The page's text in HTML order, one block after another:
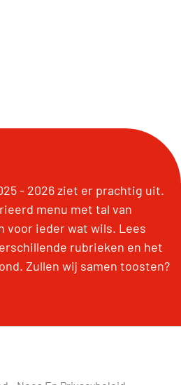
- 2026 ziet er prachtig uit.
menu met tal van
voor ieder wat wils. Lees
rubrieken en het
Zullen wij samen toosten?